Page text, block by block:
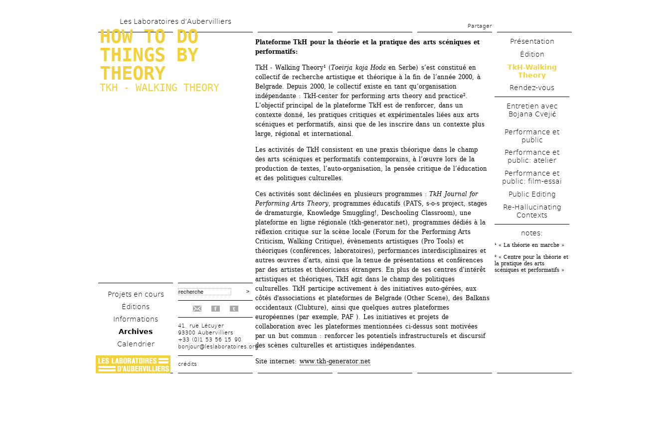
contenu
principal
Les Laboratoires d’Aubervilliers
Partager
HOW TO DO
THINGS BY
THEORY
TKH - WALKING THEORY
Projets en cours
Éditions
Informations
Archives
Calendrier
f t
41, rue Lécuyer
93300 Aubervilliers
+33 (0)1 53 56 15 90
bonjour@leslaboratoires.org
crédits
Plateforme TkH pour la théorie et la pratique des arts scéniques et
performatifs:
TkH - Walking Theory¹ (Toeirja koja Hodaen Serbe) s’est constitué en
collectif de recherche artistique et théorique à la fin de l’année 2000, à
Belgrade. Depuis 2000, le collectif existe en tant qu’organisation
indépendante : TkH-center for performing arts theory and practice².
L’objectif principal de la plateforme TkH est de renforcer, dans un
contexte donné, les pratiques critiques et expérimentales liées aux arts
scéniques et performatifs, ainsi que de les inscrire dans un contexte plus
large, régional et international.
Les activités de TkH consistent en une praxis théorique dans le champ
des arts scéniques et performatifs contemporains, à l’œuvre lors de la
production de textes, l’auto-organisation, la pensée critique de l’éducation
et des politiques culturelles.
Ces activités sont déclinées en plusieurs programmes : TkH Journal for
Performing Arts Theory, programmes éducatifs (PATS, s-o-s project, stages
de dramaturgie, Knowledge Smuggling!, Deschooling Classroom), une
plateforme en ligne régionale (tkh-generator.net), programmes dédiés à la
réflexion critique sur la scène locale (Forum for the Performing Arts
Criticism, Walking Critique), évènements artistiques (Pro Tools) et
théoriques (conférences, laboratoires), performances interdisciplinaires et
autres œuvres d’arts, ainsi que la tenue de présentations et conférences
par des artistes et théoriciens étrangers. En plus de ses centres d’intérêt
artistiques et théoriques, TkH agit dans le champ des politiques
culturelles. TkH participe activement à des initiatives auto-gérées, aux
côtés d'associations et plateformes de Belgrade (Other Scene), des Balkans
occidentaux (Clubture), ainsi que quelques autres plateformes
européennes (par exemple, PAF ). Les initiatives et projets de
collaboration avec les plateformes mentionnées ci-dessus sont motivées
par un but commun : renforcer les potentiels infrastructurels et discursif
des scènes culturelles et artistiques indépendantes.
Site internet: www.tkh-generator.net
Présentation
Édition
TkH-Walking
Theory
Rendez-vous
Entretien avec
Bojana Cvejić
Performance et
public
Performance et
public: atelier
Performance et
public: film-essai
Public Editing
Re-Hallucinating
Contexts
notes:
¹ « La théorie en marche »
² « Centre pour la théorie et
la pratique des arts
scéniques et performatifs »